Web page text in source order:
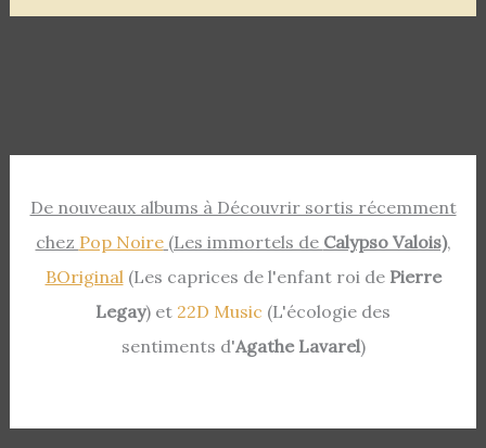
De nouveaux albums à Découvrir sortis récemment
chez Pop Noire(Les immortels de Calypso Valois),
BOriginal(Les caprices de l'enfant roi de Pierre
Legay) et 22D Music (L'écologie des
sentiments d'Agathe Lavarel)